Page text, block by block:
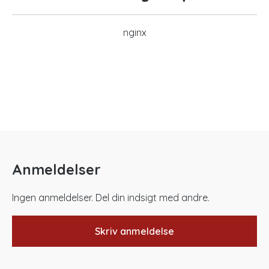
nginx
Anmeldelser
Ingen anmeldelser. Del din indsigt med andre.
Skriv anmeldelse